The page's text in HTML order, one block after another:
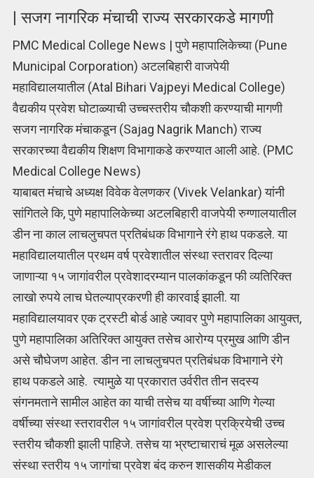
| सजग नागरिक मंचाची राज्य सरकारकडे मागणी
PMC Medical College News | पुणे महापालिकेच्या (Pune
Municipal Corporation) अटलबिहारी वाजपेयी
महाविद्यालयातील (Atal Bihari Vajpeyi Medical College)
वैद्यकीय प्रवेश घोटाळ्याची उच्चस्तरीय चौकशी करण्याची मागणी
सजग नागरिक मंचाकडून (Sajag Nagrik Manch) राज्य
सरकारच्या वैद्यकीय शिक्षण विभागाकडे करण्यात आली आहे. (PMC
Medical College News)
याबाबत मंचाचे अध्यक्ष विवेक वेलणकर (Vivek Velankar) यांनी
सांगितले कि, पुणे महापालिकेच्या अटलबिहारी वाजपेयी रुग्णालयातील
डीन ना काल लाचलुचपत प्रतिबंधक विभागाने रंगे हाथ पकडले. या
महाविद्यालयातील प्रथम वर्ष प्रवेशातील संस्था स्तरावर दिल्या
जाणाऱ्या १५ जागांवरील प्रवेशादरम्यान पालकांकडून फी व्यतिरिक्त
लाखो रुपये लाच घेतल्याप्रकरणी ही कारवाई झाली. या
महाविद्यालयावर एक ट्रस्टी बोर्ड आहे ज्यावर पुणे महापालिका आयुक्त,
पुणे महापालिका अतिरिक्त आयुक्त तसेच आरोग्य प्रमुख आणि डीन
असे चौघेजण आहेत. डीन ना लाचलुचपत प्रतिबंधक विभागाने रंगे
हाथ पकडले आहे. त्यामुळे या प्रकारात उर्वरीत तीन सदस्य
संगनमताने सामील आहेत का याची तसेच या वर्षीच्या आणि गेल्या
वर्षीच्या संस्था स्तरावरील १५ जागांवरील प्रवेश प्रक्रियेची उच्च
स्तरीय चौकशी झाली पाहिजे. तसेच या भ्रष्टाचाराचं मूळ असलेल्या
संस्था स्तरीय १५ जागांचा प्रवेश बंद करुन शासकीय मेडीकल